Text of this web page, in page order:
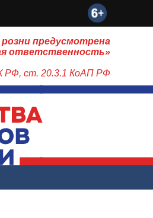
предусмотрена
ответственность»
РФ, ст. 20.3.1 КоАП РФ